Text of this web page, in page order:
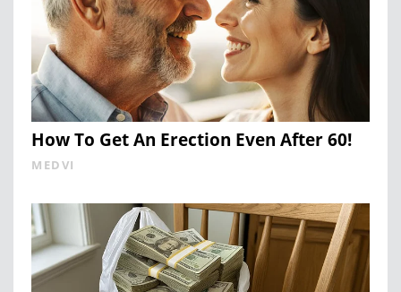
How To Get An Erection Even After 60!
MEDVI